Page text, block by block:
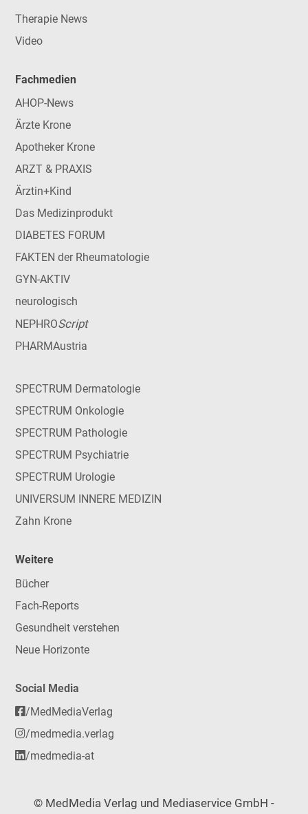
Therapie News
Video
Fachmedien
AHOP-News
Ärzte Krone
Apotheker Krone
ARZT & PRAXIS
Ärztin+Kind
Das Medizinprodukt
DIABETES FORUM
FAKTEN der Rheumatologie
GYN-AKTIV
neurologisch
NEPHROScript
PHARMAustria
SPECTRUM Dermatologie
SPECTRUM Onkologie
SPECTRUM Pathologie
SPECTRUM Psychiatrie
SPECTRUM Urologie
UNIVERSUM INNERE MEDIZIN
Zahn Krone
Weitere
Bücher
Fach-Reports
Gesundheit verstehen
Neue Horizonte
Social Media
/MedMediaVerlag
/medmedia.verlag
/medmedia-at
© MedMedia Verlag und Mediaservice GmbH -